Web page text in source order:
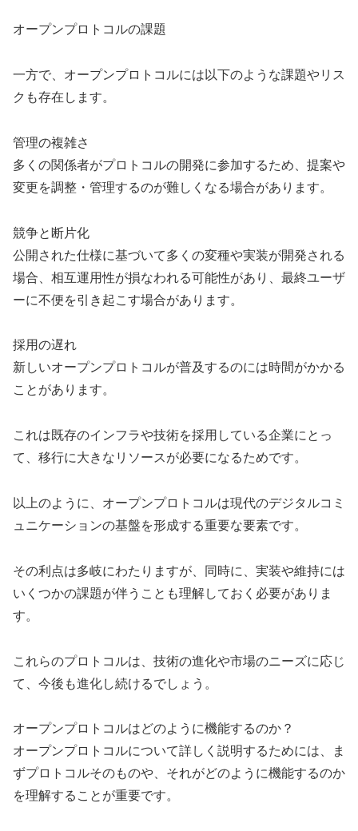
オープンプロトコルの課題
一方で、オープンプロトコルには以下のような課題やリス
クも存在します。
管理の複雑さ
多くの関係者がプロトコルの開発に参加するため、提案や
変更を調整・管理するのが難しくなる場合があります。
競争と断片化
公開された仕様に基づいて多くの変種や実装が開発される
場合、相互運用性が損なわれる可能性があり、最終ユーザ
ーに不便を引き起こす場合があります。
採用の遅れ
新しいオープンプロトコルが普及するのには時間がかかる
ことがあります。
これは既存のインフラや技術を採用している企業にとっ
て、移行に大きなリソースが必要になるためです。
以上のように、オープンプロトコルは現代のデジタルコミ
ュニケーションの基盤を形成する重要な要素です。
その利点は多岐にわたりますが、同時に、実装や維持には
いくつかの課題が伴うことも理解しておく必要がありま
す。
これらのプロトコルは、技術の進化や市場のニーズに応じ
て、今後も進化し続けるでしょう。
オープンプロトコルはどのように機能するのか？
オープンプロトコルについて詳しく説明するためには、ま
ずプロトコルそのものや、それがどのように機能するのか
を理解することが重要です。